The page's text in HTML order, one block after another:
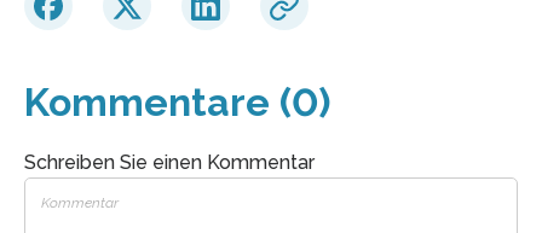
Kommentare (0)
Schreiben Sie einen Kommentar